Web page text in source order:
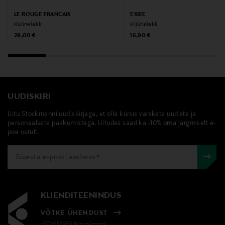
30180611
Tootja
Tree of Brands AB
Tree of Brands AB, Brobyvägen 2, 18735 Täby, Sweden
Digitaalne aadress
LE ROUGE FRANCAIS
Küünelakk
Original Price
28,00 €
ESSIE
Küünelakk
Original Price
16,90 €
UUDISKIRI
Liitu Stockmanni uudiskirjaga, et olla kursis värskete uudiste ja
personaalsete pakkumistega. Liitudes saad ka -10% oma järgmiselt e-
poe ostult.
KLIENDITEENINDUS
VÕTKE ÜHENDUST